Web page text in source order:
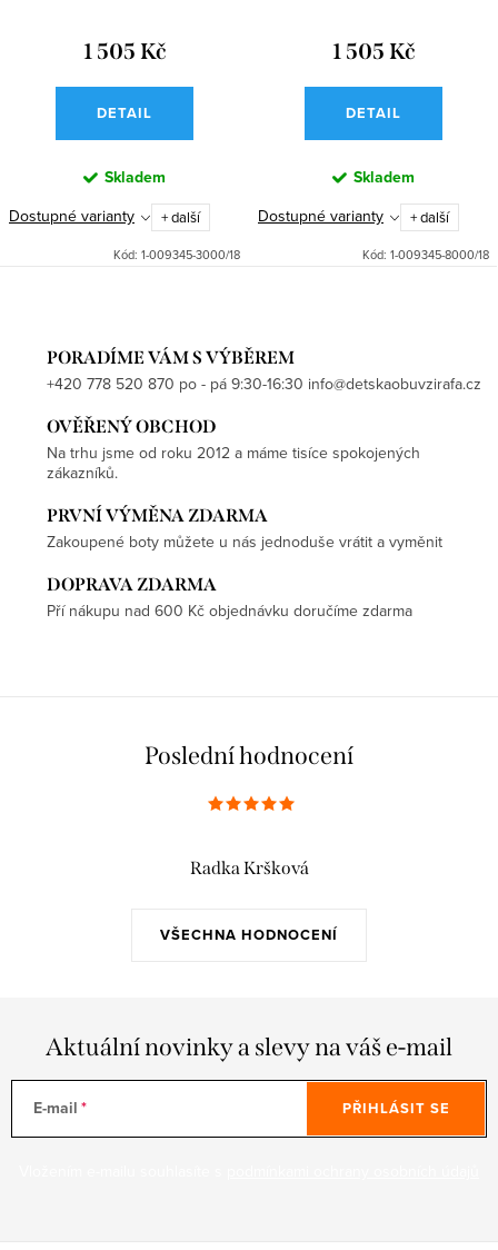
1 505 Kč
DETAIL
Skladem
Dostupné varianty + další
Kód: 1-009345-3000/18
1 505 Kč
DETAIL
Skladem
Dostupné varianty + další
Kód: 1-009345-8000/18
PORADÍME VÁM S VÝBĚREM
+420 778 520 870 po - pá 9:30-16:30 info@detskaobuvzirafa.cz
OVĚŘENÝ OBCHOD
Na trhu jsme od roku 2012 a máme tisíce spokojených
zákazníků.
PRVNÍ VÝMĚNA ZDARMA
Zakoupené boty můžete u nás jednoduše vrátit a vyměnit
DOPRAVA ZDARMA
Pří nákupu nad 600 Kč objednávku doručíme zdarma
Poslední hodnocení
VŠECHNA HODNOCENÍ
Radka Kršková
Aktuální novinky a slevy na váš e-mail
E-mail PŘIHLÁSIT SE